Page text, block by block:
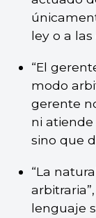
ley o a
“El
modo
gerente
ni
sino que
“La
lenguaje